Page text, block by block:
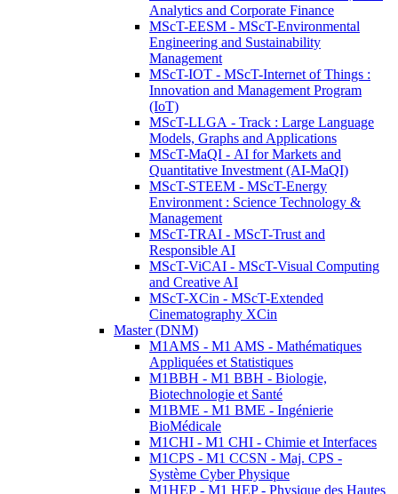
Analytics and Corporate Finance
MScT-EESM - MScT-Environmental
Engineering and Sustainability
Management
MScT-IOT - MScT-Internet of Things :
Innovation and Management Program
(IoT)
MScT-LLGA - Track : Large Language
Models, Graphs and Applications
MScT-MaQI - AI for Markets and
Quantitative Investment (AI-MaQI)
MScT-STEEM - MScT-Energy
Environment : Science Technology &
Management
MScT-TRAI - MScT-Trust and
Responsible AI
MScT-ViCAI - MScT-Visual Computing
and Creative AI
MScT-XCin - MScT-Extended
Cinematography XCin
Master (DNM)
M1AMS - M1 AMS - Mathématiques
Appliquées et Statistiques
M1BBH - M1 BBH - Biologie,
Biotechnologie et Santé
M1BME - M1 BME - Ingénierie
BioMédicale
M1CHI - M1 CHI - Chimie et Interfaces
M1CPS - M1 CCSN - Maj. CPS -
Système Cyber Physique
M1HEP - M1 HEP - Physique des Hautes